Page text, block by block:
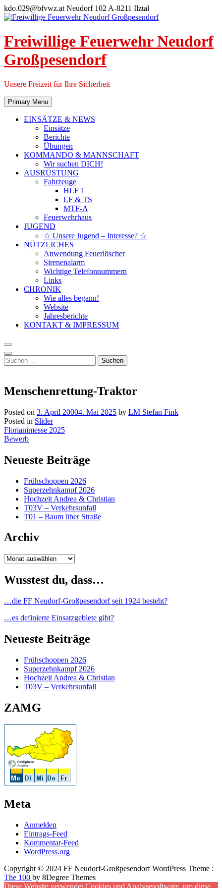
Skip
to
kdo.029@bfvwz.at Neudorf 102 A-8211 Ilztal
Freiwillige Feuerwehr Neudorf
Großpesendorf
Unsere Freizeit für Ihre Sicherheit
Primary Menu
EINSÄTZE & NEWS
Einsätze
Berichte
Übungen
KOMMANDO & MANNSCHAFT
Wir suchen DICH!
AUSRÜSTUNG
Fahrzeuge
HLF 1
LF & TS
MTF-A
Feuerwehrhaus
JUGEND
☆ Unsere Jugend – Interesse? ☆
NÜTZLICHES
Anwendung Feuerlöscher
Sirenenalarm
Wichtige Telefonnummern
Links
CHRONIK
Wie alles begann!
Website
Jahresberichte
KONTAKT & IMPRESSUM
Suchen
nach:
Menschenrettung-Traktor
Posted on 3. April 20004. Mai 2025 by LM Stefan Fink
Posted in Slider
Beitragsnavigation
Florianimesse 2025
Bewerb
Neueste Beiträge
Frühschoppen 2026
Superzehnkampf 2026
Hochzeit Andrea & Christian
T03V – Verkehrsunfall
T01 – Baum über Straße
Archiv
Archiv
Wusstest du, dass…
…die FF Neudorf-Großpesendorf seit 1924 besteht?
…es definierte Einsatzgebiete gibt?
Neueste Beiträge
Frühschoppen 2026
Superzehnkampf 2026
Hochzeit Andrea & Christian
T03V – Verkehrsunfall
ZAMG
Meta
Anmelden
Eintrags-Feed
Kommentar-Feed
WordPress.org
Copyright © 2024 FF Neudorf-Großpesendorf WordPress Theme :
The 100 by 8Degree Themes
Diese Website verwendet Cookies und Analysesoftware, um diese